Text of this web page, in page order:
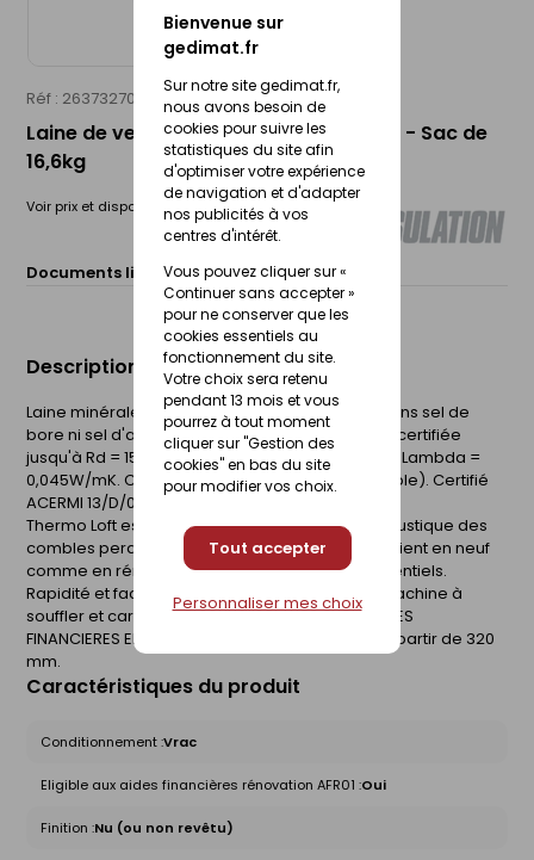
Bienvenue sur
gedimat.fr
Sur notre site gedimat.fr,
nous avons besoin de
cookies pour suivre les
statistiques du site afin
d'optimiser votre expérience
de navigation et d'adapter
nos publicités à vos
centres d'intérêt.
Vous pouvez cliquer sur «
Continuer sans accepter »
pour ne conserver que les
cookies essentiels au
fonctionnement du site.
Votre choix sera retenu
pendant 13 mois et vous
pourrez à tout moment
cliquer sur "Gestion des
cookies" en bas du site
pour modifier vos choix.
Tout accepter
Personnaliser mes choix
Réf : 26373270 KNAUF INSULATION
Laine de verre à souffler THERMO LOFT - Sac de
16,6kg
Voir prix et disponibilité en magasin
Documents liés : Fiche technique
Description du produit
Laine minérale à souffler haute performance, sans sel de
bore ni sel d'ammonium. Résistance thermique certifiée
jusqu'à Rd = 15 m².K/W. Etiquetage sanitaire : A+. Lambda =
0,045W/mK. Classement au feu : A1 (incombustible). Certifié
ACERMI 13/D/016/850. Sac de 16,6kg.
Thermo Loft est destiné à l'isolation thermo-acoustique des
combles perdus difficilement accessibles. Convient en neuf
comme en rénovation pour les bâtiments résidentiels.
Rapidité et facilité de mise en oeuvre avec la machine à
souffler et carder Cardi-souffle. ELIGIBLE AUX AIDES
FINANCIERES EN RENOVATION : oui si épaisseur à partir de 320
mm.
Caractéristiques du produit
Conditionnement :Vrac
Eligible aux aides financières rénovation AFR01 :Oui
Finition :Nu (ou non revêtu)